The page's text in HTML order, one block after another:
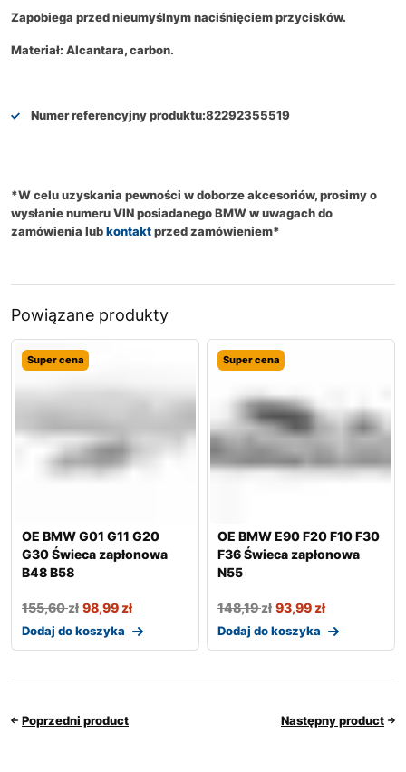
Zapobiega przed nieumyślnym naciśnięciem przycisków.
Materiał: Alcantara, carbon.
Numer referencyjny produktu:82292355519
*W celu uzyskania pewności w doborze akcesoriów, prosimy o
wysłanie numeru VIN posiadanego BMW w uwagach do
zamówienia lubkontaktprzed zamówieniem*
Powiązane produkty
Super cena
OE BMW G01 G11 G20
G30 Świeca zapłonowa
B48 B58
155,60zł 98,99zł
Dodaj do koszyka
Super cena
OE BMW E90 F20 F10 F30
F36 Świeca zapłonowa
N55
148,19zł 93,99zł
Dodaj do koszyka
Poprzedni product Następny product